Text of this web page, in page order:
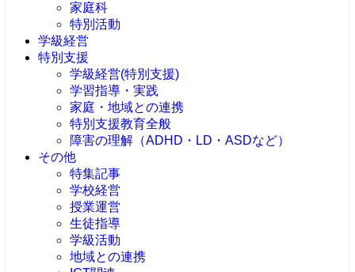
家庭科
特別活動
学級経営
特別支援
学級経営(特別支援)
学習指導・実践
家庭・地域との連携
特別支援教育全般
障害の理解（ADHD・LD・ASDなど）
その他
特集記事
学校経営
授業運営
生徒指導
学級活動
地域との連携